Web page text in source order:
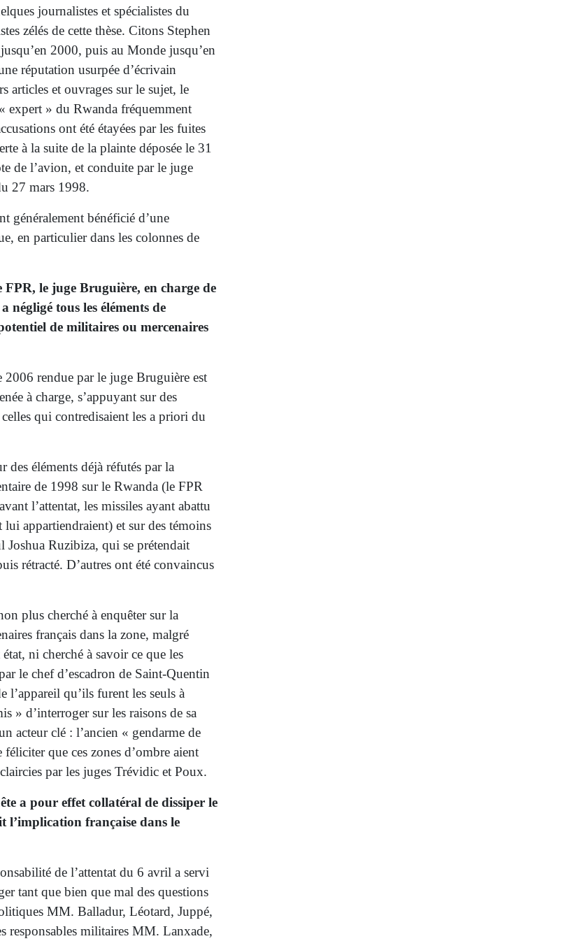
journalistes et spécialistes du
zélés de cette thèse. Citons Stephen
2000, puis au Monde jusqu’en
réputation usurpée d’écrivain
articles et ouvrages sur le sujet, le
expert » du Rwanda fréquemment
ont été étayées par les fuites
à la suite de la plainte déposée le 31
de l’avion, et conduite par le juge
27 mars 1998.
généralement bénéficié d’une
en particulier dans les colonnes de
le juge Bruguière, en charge de
négligé tous les éléments de
de militaires ou mercenaires
rendue par le juge Bruguière est
à charge, s’appuyant sur des
celles qui contredisaient les a priori du
des éléments déjà réfutés par la
de 1998 sur le Rwanda (le FPR
l’attentat, les missiles ayant abattu
lui appartiendraient) et sur des témoins
Ruzibiza, qui se prétendait
rétracté. D’autres ont été convaincus
plus cherché à enquêter sur la
français dans la zone, malgré
ni cherché à savoir ce que les
le chef d’escadron de Saint-Quentin
l’appareil qu’ils furent les seuls à
» d’interroger sur les raisons de sa
acteur clé : l’ancien « gendarme de
que ces zones d’ombre aient
par les juges Trévidic et Poux.
a pour effet collatéral de dissiper le
l’implication française dans le
de l’attentat du 6 avril a servi
tant que bien que mal des questions
MM. Balladur, Léotard, Juppé,
responsables militaires MM. Lanxade,